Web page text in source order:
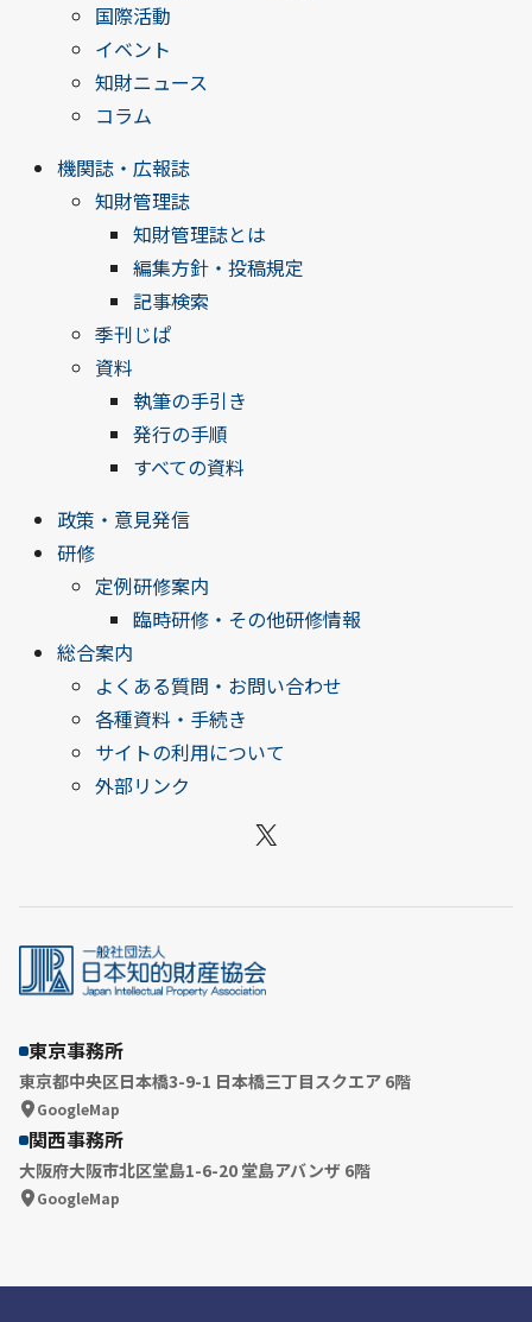
国際活動
イベント
知財ニュース
コラム
機関誌・広報誌
知財管理誌
知財管理誌とは
編集方針・投稿規定
記事検索
季刊じぱ
資料
執筆の手引き
発行の手順
すべての資料
政策・意見発信
研修
定例研修案内
臨時研修・その他研修情報
総合案内
よくある質問・お問い合わせ
各種資料・手続き
サイトの利用について
外部リンク
X
東京事務所
東京都中央区日本橋3-9-1 日本橋三丁目スクエア 6階
GoogleMap
関西事務所
大阪府大阪市北区堂島1-6-20 堂島アバンザ 6階
GoogleMap